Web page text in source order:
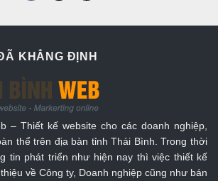
KHẲNG ĐỊNH
– Thiết kế website cho các doanh nghiệp,
thể trên địa bàn tỉnh Thái Bình. Trong thời
tin phát triển như hiện nay thì việc thiết kế
về Công ty, Doanh nghiệp cũng như bán